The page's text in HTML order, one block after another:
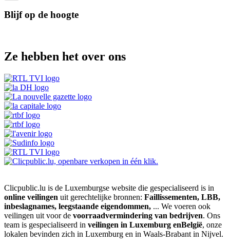
Blijf op de hoogte
Ze hebben het over ons
Clicpublic.lu is de Luxemburgse website die gespecialiseerd is in
online veilingen uit gerechtelijke bronnen: Faillissementen, LBB,
inbeslagnames, leegstaande eigendommen, ... We voeren ook
veilingen uit voor de voorraadvermindering van bedrijven. Ons
team is gespecialiseerd in veilingen in Luxemburg enBelgië, onze
lokalen bevinden zich in Luxemburg en in Waals-Brabant in Nijvel.